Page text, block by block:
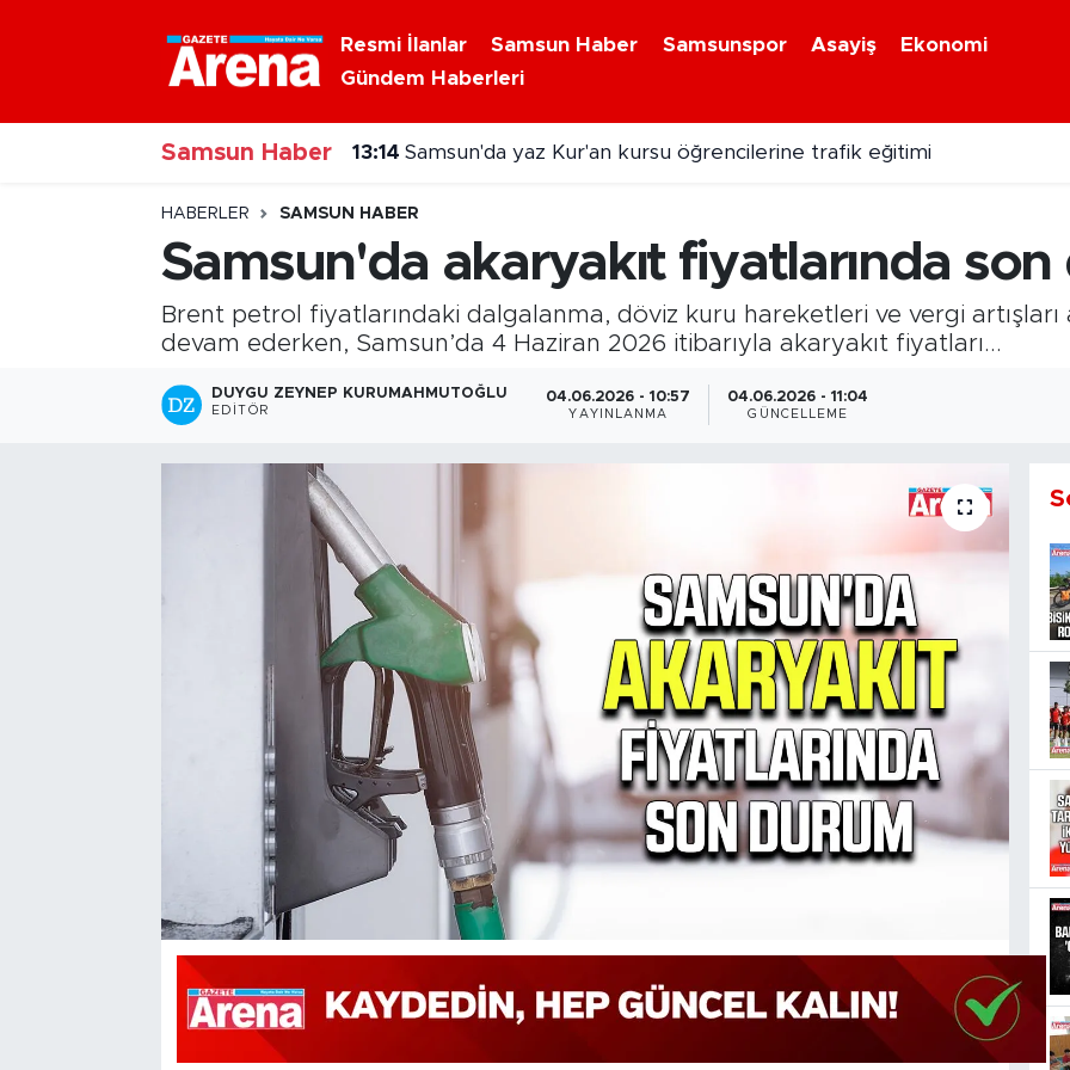
Resmi İlanlar Samsun Haber Samsunspor Asayiş
Ekonomi
Gündem Haberleri
Samsun Haber 13:14 Samsun'da yaz Kur'an kursu öğrencilerine trafik eğitimi
HABERLER SAMSUN HABER
Samsun'da akaryakıt fiyatlarında
Brent petrol fiyatlarındaki dalgalanma, döviz kuru hareketleri ve vergi artışları
devam ederken, Samsun’da 4 Haziran 2026 itibarıyla akaryakıt fiyatları...
DUYGU ZEYNEP KURUMAHMUTOĞLU
EDITÖR
04.06.2026 - 10:57
YAYINLANMA
04.06.2026 - 11:04
GÜNCELLEME
Nöbetçi Eczaneler
Hava Durumu
Samsun Namaz Vakitleri
Trafik Durumu
Süper Lig Puan Durumu ve Fikstür
Tüm Manşetler